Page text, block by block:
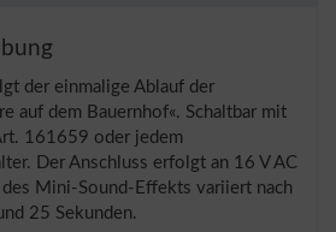
der einmalige Ablauf der
auf dem Bauernhof«. Schaltbar mit
161659 oder jedem
Der Anschluss erfolgt an 16 V AC
Mini-Sound-Effekts variiert nach
25 Sekunden.